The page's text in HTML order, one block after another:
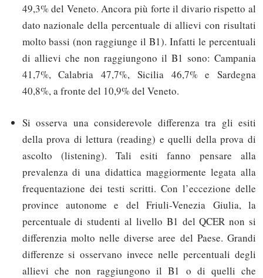
49,3% del Veneto. Ancora più forte il divario rispetto al
dato nazionale della percentuale di allievi con risultati
molto bassi (non raggiunge il B1). Infatti le percentuali
di allievi che non raggiungono il B1 sono: Campania
41,7%, Calabria 47,7%, Sicilia 46,7% e Sardegna
40,8%, a fronte del 10,9% del Veneto.
Si osserva una considerevole differenza tra gli esiti
della prova di lettura (reading) e quelli della prova di
ascolto (listening). Tali esiti fanno pensare alla
prevalenza di una didattica maggiormente legata alla
frequentazione dei testi scritti. Con l’eccezione delle
province autonome e del Friuli-Venezia Giulia, la
percentuale di studenti al livello B1 del QCER non si
differenzia molto nelle diverse aree del Paese. Grandi
differenze si osservano invece nelle percentuali degli
allievi che non raggiungono il B1 o di quelli che